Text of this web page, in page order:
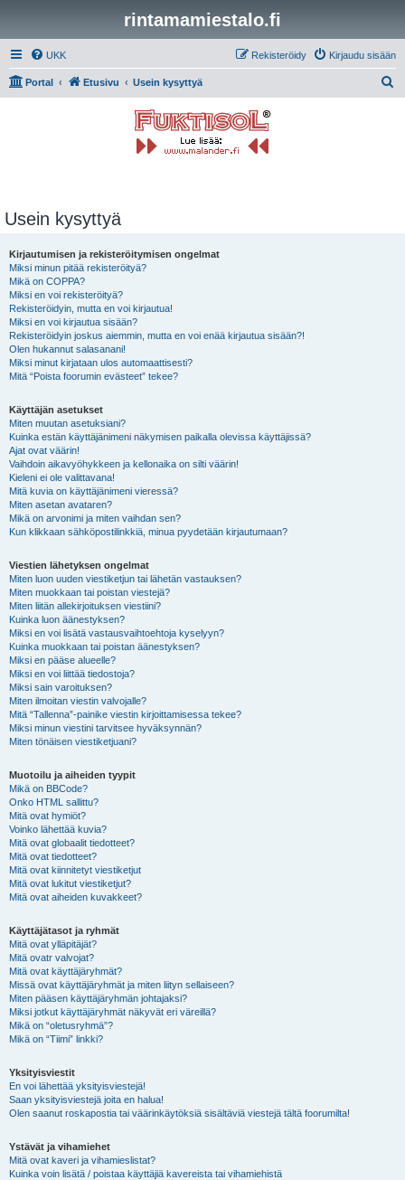
rintamamiestalo.fi
UKK Kirjaudu sisään
Rekisteröidy
Portal Etusivu Usein kysyttyä
Usein kysyttyä
Kirjautumisen ja rekisteröitymisen ongelmat
Miksi minun pitää rekisteröityä?
Mikä on COPPA?
Miksi en voi rekisteröityä?
Rekisteröidyin, mutta en voi kirjautua!
Miksi en voi kirjautua sisään?
Rekisteröidyin joskus aiemmin, mutta en voi enää kirjautua sisään?!
Olen hukannut salasanani!
Miksi minut kirjataan ulos automaattisesti?
Mitä “Poista foorumin evästeet” tekee?
Käyttäjän asetukset
Miten muutan asetuksiani?
Kuinka estän käyttäjänimeni näkymisen paikalla olevissa käyttäjissä?
Ajat ovat väärin!
Vaihdoin aikavyöhykkeen ja kellonaika on silti väärin!
Kieleni ei ole valittavana!
Mitä kuvia on käyttäjänimeni vieressä?
Miten asetan avataren?
Mikä on arvonimi ja miten vaihdan sen?
Kun klikkaan sähköpostilinkkiä, minua pyydetään kirjautumaan?
Viestien lähetyksen ongelmat
Miten luon uuden viestiketjun tai lähetän vastauksen?
Miten muokkaan tai poistan viestejä?
Miten liitän allekirjoituksen viestiini?
Kuinka luon äänestyksen?
Miksi en voi lisätä vastausvaihtoehtoja kyselyyn?
Kuinka muokkaan tai poistan äänestyksen?
Miksi en pääse alueelle?
Miksi en voi liittää tiedostoja?
Miksi sain varoituksen?
Miten ilmoitan viestin valvojalle?
Mitä “Tallenna”-painike viestin kirjoittamisessa tekee?
Miksi minun viestini tarvitsee hyväksynnän?
Miten tönäisen viestiketjuani?
Muotoilu ja aiheiden tyypit
Mikä on BBCode?
Onko HTML sallittu?
Mitä ovat hymiöt?
Voinko lähettää kuvia?
Mitä ovat globaalit tiedotteet?
Mitä ovat tiedotteet?
Mitä ovat kiinnitetyt viestiketjut
Mitä ovat lukitut viestiketjut?
Mitä ovat aiheiden kuvakkeet?
Käyttäjätasot ja ryhmät
Mitä ovat ylläpitäjät?
Mitä ovatr valvojat?
Mitä ovat käyttäjäryhmät?
Missä ovat käyttäjäryhmät ja miten liityn sellaiseen?
Miten pääsen käyttäjäryhmän johtajaksi?
Miksi jotkut käyttäjäryhmät näkyvät eri väreillä?
Mikä on “oletusryhmä”?
Mikä on “Tiimi” linkki?
Yksityisviestit
En voi lähettää yksityisviestejä!
Saan yksityisviestejä joita en halua!
Olen saanut roskapostia tai väärinkäytöksiä sisältäviä viestejä tältä foorumilta!
Ystävät ja vihamiehet
Mitä ovat kaveri ja vihamieslistat?
Kuinka voin lisätä / poistaa käyttäjiä kavereista tai vihamiehistä